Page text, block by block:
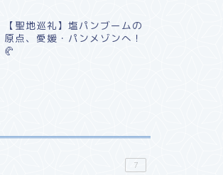
【聖地巡礼】塩パンブームの
原点、愛媛・パンメゾンへ！
🥐
7